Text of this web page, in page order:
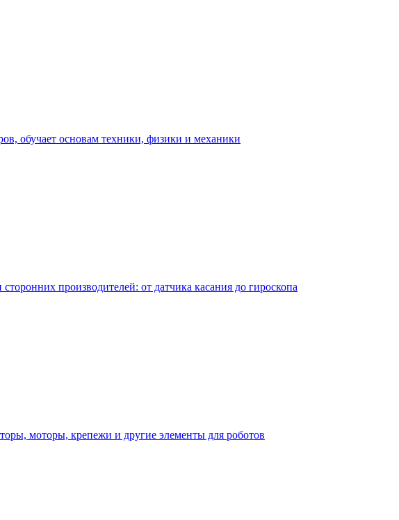
обучает основам техники, физики и механики
производителей: от датчика касания до гироскопа
моторы, крепежи и другие элементы для роботов